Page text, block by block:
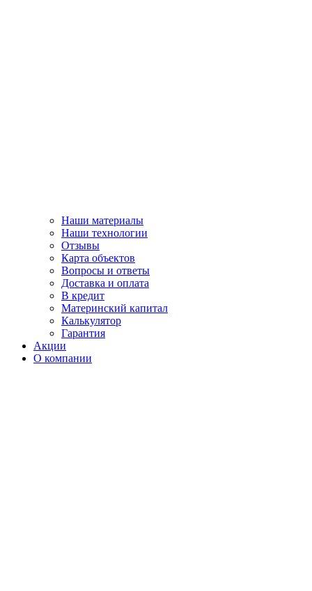
Наши материалы
Наши технологии
Отзывы
Карта объектов
Вопросы и ответы
Доставка и оплата
В кредит
Материнский капитал
Калькулятор
Гарантия
Акции
О компании